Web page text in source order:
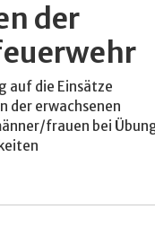
der
auf die Einsätze
der erwachsenen
frauen bei